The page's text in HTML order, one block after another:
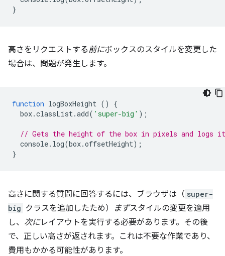
}
高さをリクエストする 前にボックスのスタイルを変更した
場合は、問題が発生します。
function logBoxHeight ()
{
box.classList.add( 'super-big' );
// Gets the height of the box in pixels and logs
console. log(box.offsetHeight);
}
高さに関する質問に回答するには、ブラウザは（ super-
big クラスを追加したため） まずスタイルの変更を適用
し、 次にレイアウトを実行する必要があります。その後
で、正しい高さが返されます。これは不要な作業であり、
費用もかかる可能性があります。